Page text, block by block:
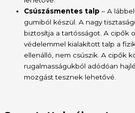
Csúszásmentes talp – A
gumiból készül. A nagy
biztosítja a tartósságot. A cipők
védelemmel kialakított talp a
ellenálló, nem csúszik. A cipők
rugalmasságukból adódóan
mozgást tesznek lehetővé.